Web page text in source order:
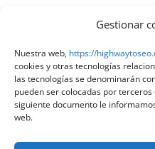
Gestionar
Nuestra web, https://
cookies y otras tecnologías
las tecnologías se denominarán
pueden ser colocadas por
siguiente documento le
web.
Aviso Legal|Política
@ 2025 Diseñado por
legales LSSI y RGPD
Compliance«Tu